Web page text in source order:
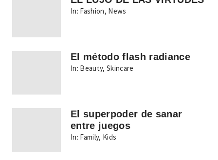
In: Fashion, News
El método flash radiance
In: Beauty,Skincare
El superpoder de sanar
entre juegos
In: Family, Kids